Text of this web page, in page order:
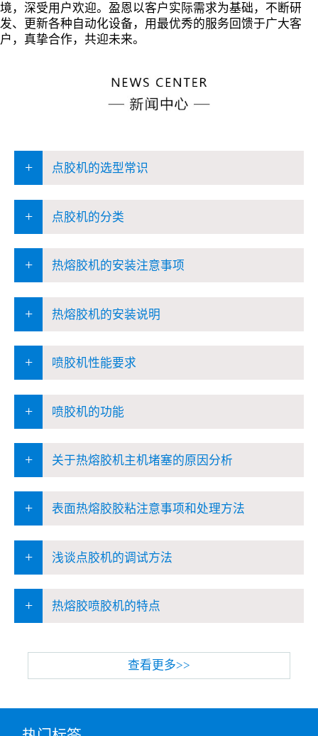
境，深受用户欢迎。盈恩以客户实际需求为基础，不断研
发、更新各种自动化设备，用最优秀的服务回馈于广大客
户，真挚合作，共迎未来。
+ 点胶机的选型常识
+ 点胶机的分类
+ 热熔胶机的安装注意事项
+ 热熔胶机的安装说明
+ 喷胶机性能要求
+ 喷胶机的功能
+ 关于热熔胶机主机堵塞的原因分析
+ 表面热熔胶胶粘注意事项和处理方法
+ 浅谈点胶机的调试方法
+ 热熔胶喷胶机的特点
查看更多>>